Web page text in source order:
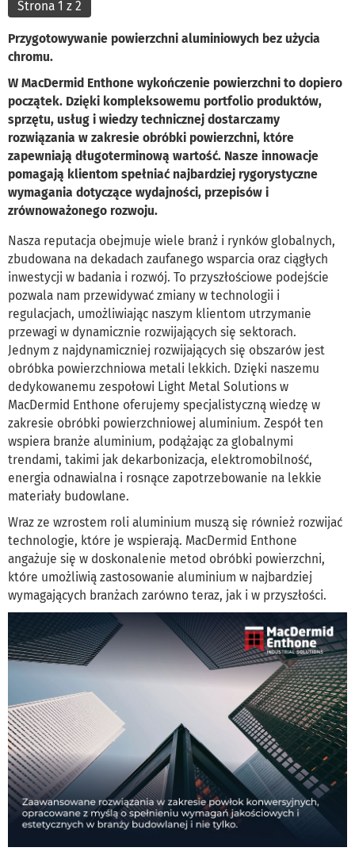
Strona 1 z 2
Przygotowywanie powierzchni aluminiowych bez użycia
chromu.
W MacDermid Enthone wykończenie powierzchni to dopiero
początek. Dzięki kompleksowemu portfolio produktów,
sprzętu, usług i wiedzy technicznej dostarczamy
rozwiązania w zakresie obróbki powierzchni, które
zapewniają długoterminową wartość. Nasze innowacje
pomagają klientom spełniać najbardziej rygorystyczne
wymagania dotyczące wydajności, przepisów i
zrównoważonego rozwoju.
Nasza reputacja obejmuje wiele branż i rynków globalnych,
zbudowana na dekadach zaufanego wsparcia oraz ciągłych
inwestycji w badania i rozwój. To przyszłościowe podejście
pozwala nam przewidywać zmiany w technologii i
regulacjach, umożliwiając naszym klientom utrzymanie
przewagi w dynamicznie rozwijających się sektorach.
Jednym z najdynamiczniej rozwijających się obszarów jest
obróbka powierzchniowa metali lekkich. Dzięki naszemu
dedykowanemu zespołowi Light Metal Solutions w
MacDermid Enthone oferujemy specjalistyczną wiedzę w
zakresie obróbki powierzchniowej aluminium. Zespół ten
wspiera branże aluminium, podążając za globalnymi
trendami, takimi jak dekarbonizacja, elektromobilność,
energia odnawialna i rosnące zapotrzebowanie na lekkie
materiały budowlane.
Wraz ze wzrostem roli aluminium muszą się również rozwijać
technologie, które je wspierają. MacDermid Enthone
angażuje się w doskonalenie metod obróbki powierzchni,
które umożliwią zastosowanie aluminium w najbardziej
wymagających branżach zarówno teraz, jak i w przyszłości.